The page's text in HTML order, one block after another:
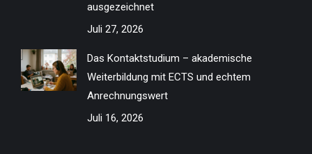
ausgezeichnet
Juli 27, 2026
Das Kontaktstudium – akademische
Weiterbildung mit ECTS und echtem
Anrechnungswert
Juli 16, 2026